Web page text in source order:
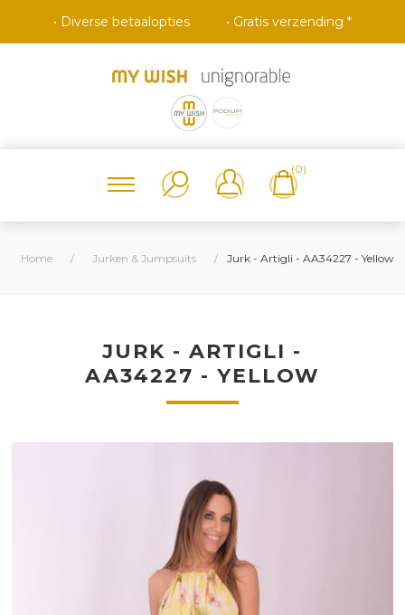
• Diverse betaalopties • Gratis verzending *
(0)
Home / Jurken & Jumpsuits / Jurk - Artigli - AA34227 - Yellow
JURK - ARTIGLI -
AA34227 - YELLOW